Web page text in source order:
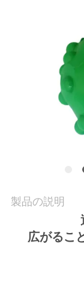
製品の説明
広がるこ